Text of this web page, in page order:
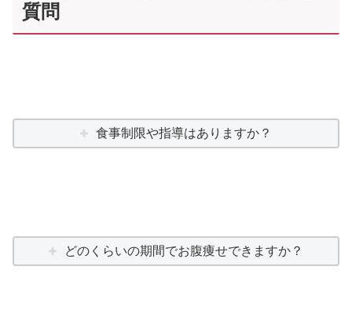
質問
食事制限や指導はありますか？
どのくらいの期間でお腹痩せできますか？